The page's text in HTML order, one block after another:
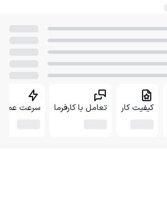
کیفیت کار تعامل با کارفرما سرعت عمل